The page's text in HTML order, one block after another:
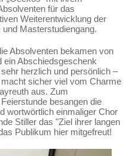
für das
Weiterentwicklung der
Masterstudiengang.
Absolventen bekamen von
ein Abschiedsgeschenk
herzlich und persönlich –
sicher viel vom Charme
aus. Zum
besangen die
wortwörtlich einmaliger Chor
Stiller das "Ziel ihrer langen
Publikum hier mitgefreut!